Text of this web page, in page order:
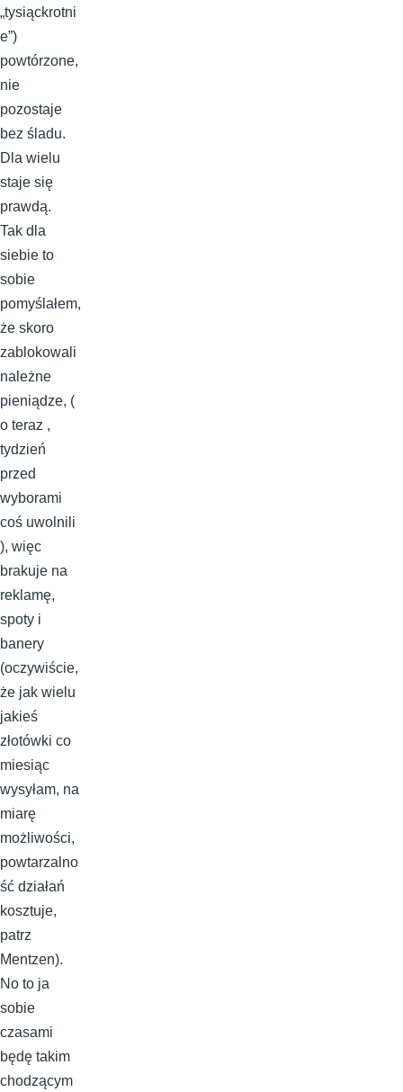
„tysiąckrotni
e”)
powtórzone,
nie
pozostaje
bez śladu.
Dla wielu
staje się
prawdą.
Tak dla
siebie to
sobie
pomyślałem,
że skoro
zablokowali
należne
pieniądze, (
o teraz ,
tydzień
przed
wyborami
coś uwolnili
), więc
brakuje na
reklamę,
spoty i
banery
(oczywiście,
że jak wielu
jakieś
złotówki co
miesiąc
wysyłam, na
miarę
możliwości,
powtarzalno
ść działań
kosztuje,
patrz
Mentzen).
No to ja
sobie
czasami
będę takim
chodzącym